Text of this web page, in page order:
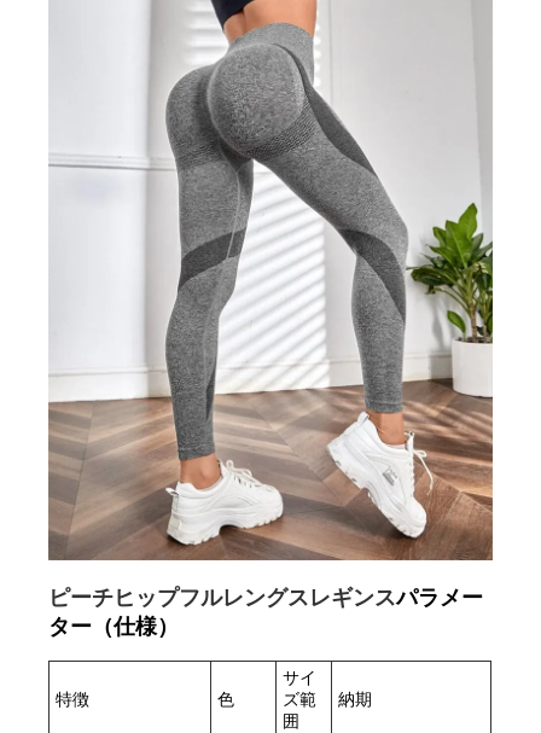
ピーチヒップフルレングスレギンスパラメー
ター（仕様）
特徴 色
サイ
ズ範
囲
納期